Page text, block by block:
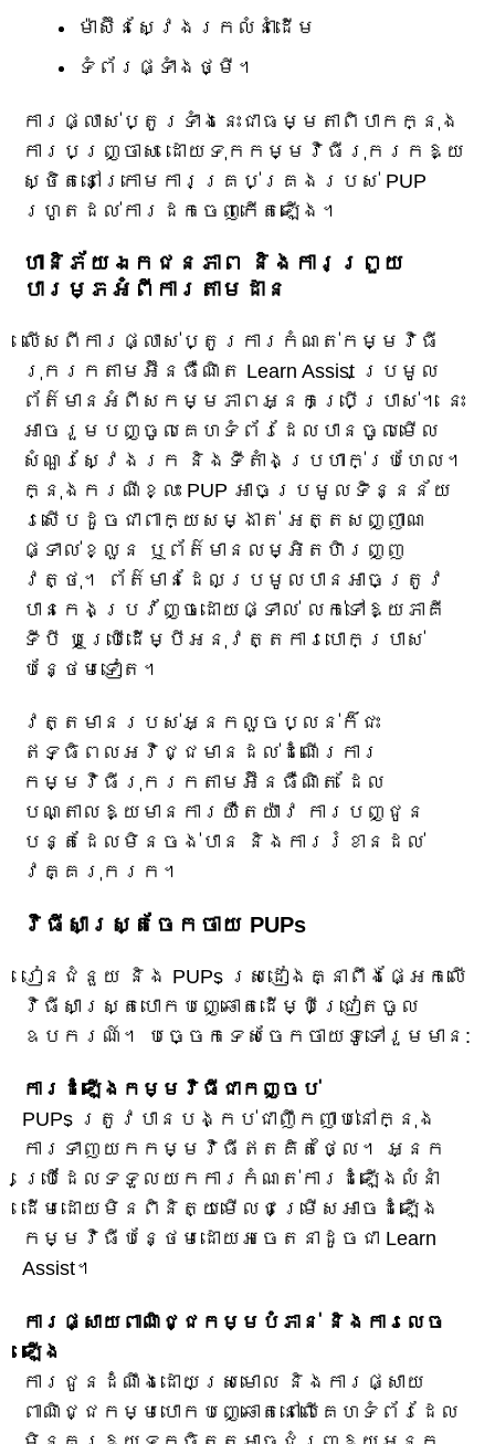
ម៉ាស៊ីនស្វែងរកលំនាំដើម
ទំព័រផ្ទាំងថ្មី។
ការផ្លាស់ប្តូរទាំងនេះជាធម្មតាពិបាកក្នុង
ការបញ្ច្រាស ដោយទុកកម្មវិធីរុករកឱ្យ
ស្ថិតនៅក្រោមការគ្រប់គ្រងរបស់ PUP
រហូតដល់ការដកចេញកើតឡើង។
ហានិភ័យឯកជនភាព និងការព្រួយ
បារម្ភអំពីការតាមដាន
លើសពីការផ្លាស់ប្តូរការកំណត់កម្មវិធី
រុករកតាមអ៊ីនធឺណិត Learn Assist ប្រមូល
ព័ត៌មានអំពីសកម្មភាពអ្នកប្រើប្រាស់។ នេះ
អាចរួមបញ្ចូលគេហទំព័រដែលបានចូលមើល
សំណួរស្វែងរក និងទីតាំងប្រហាក់ប្រហែល។
ក្នុងករណីខ្លះ PUP អាចប្រមូលទិន្នន័យ
រសើបដូចជាពាក្យសម្ងាត់ អត្តសញ្ញាណ
ផ្ទាល់ខ្លួន ឬព័ត៌មានលម្អិតហិរញ្ញ
វត្ថុ។ ព័ត៌មានដែលប្រមូលបានអាចត្រូវ
បានកេងប្រវ័ញ្ចដោយផ្ទាល់ លក់ទៅឱ្យភាគី
ទីបី ឬប្រើដើម្បីអនុវត្តការបោកប្រាស់
បន្ថែមទៀត។
វត្តមានរបស់អ្នកលួចប្លន់ក៏ជះ
ឥទ្ធិពលអវិជ្ជមានដល់ដំណើរការ
កម្មវិធីរុករកតាមអ៊ីនធឺណិត ដែល
បណ្តាលឱ្យមានការយឺតយ៉ាវ ការបញ្ជូន
បន្តដែលមិនចង់បាន និងការរំខានដល់
វគ្គរុករក។
វិធីសាស្រ្តចែកចាយ PUPs
រៀនជំនួយ និង PUPs ស្រដៀងគ្នាពឹងផ្អែកលើ
វិធីសាស្ត្របោកបញ្ឆោតដើម្បីជ្រៀតចូល
ឧបករណ៍។ បច្ចេកទេសចែកចាយទូទៅរួមមាន:
ការដំឡើងកម្មវិធីជាកញ្ចប់
PUPs ត្រូវបានបង្កប់ជាញឹកញាប់នៅក្នុង
ការទាញយកកម្មវិធីឥតគិតថ្លៃ។ អ្នក​
ប្រើ​ដែល​ទទួល​យក​ការ​កំណត់​ការ​ដំឡើង​លំនាំ
ដើម​ដោយ​មិន​ពិនិត្យ​មើល​ជម្រើស​អាច​ដំឡើង​
កម្មវិធី​បន្ថែម​ដោយ​អចេតនា​ដូច​ជា Learn
Assist។
ការផ្សាយពាណិជ្ជកម្មបំភាន់ និងការលេច
ឡើង
ការជូនដំណឹងដោយស្រមោល និងការផ្សាយ
ពាណិជ្ជកម្មបោកបញ្ឆោតនៅលើគេហទំព័រដែល